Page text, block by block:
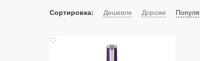
Сортировка: Дешевле Дороже